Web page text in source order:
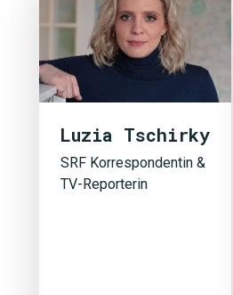
Luzia Tschirky
SRF Korrespondentin &
TV-Reporterin